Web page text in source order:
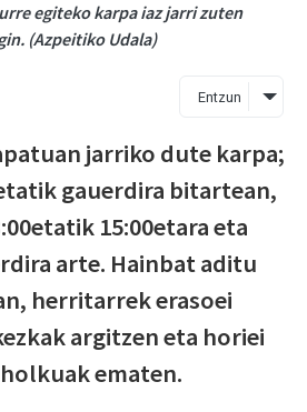
egiteko karpa iaz jarri zuten
(Azpeitiko Udala)
Entzun
jarriko dute karpa;
gauerdira bitartean,
15:00etara eta
arte. Hainbat aditu
herritarrek erasoei
argitzen eta horiei
ematen.